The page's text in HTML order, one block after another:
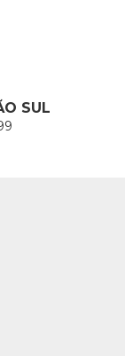
SUL